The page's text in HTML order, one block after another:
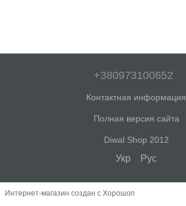
+380973100652
Контактная информация
Полная версия сайта
Diwal Shop 2012
Укр Рус
Интернет-магазин создан с Хорошоп